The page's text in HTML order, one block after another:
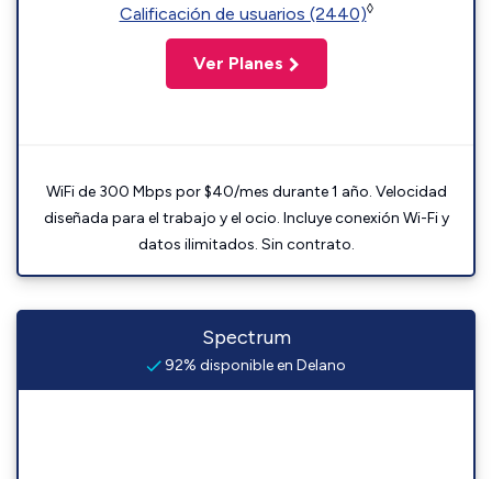
Calificación de usuarios (2440)◊
Ver Planes
WiFi de 300 Mbps por $40/mes durante 1 año. Velocidad
diseñada para el trabajo y el ocio. Incluye conexión Wi-Fi y
datos ilimitados. Sin contrato.
Spectrum
92% disponible en Delano